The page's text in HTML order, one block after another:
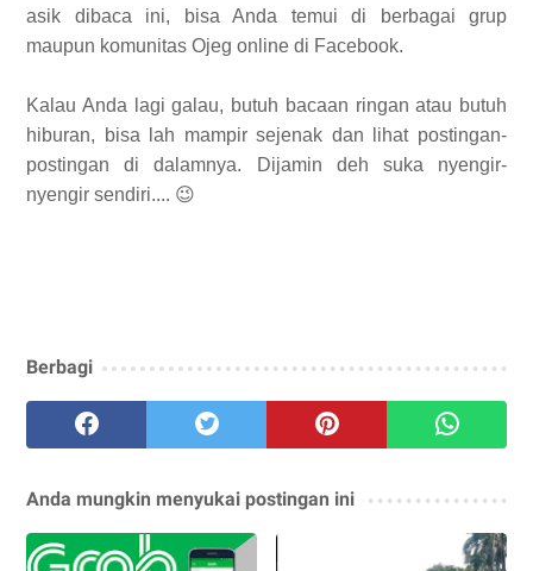
asik dibaca ini, bisa Anda temui di berbagai grup
maupun komunitas Ojeg online di Facebook.
Kalau Anda lagi galau, butuh bacaan ringan atau butuh
hiburan, bisa lah mampir sejenak dan lihat postingan-
postingan di dalamnya. Dijamin deh suka nyengir-
nyengir sendiri.... 😉
Berbagi
Anda mungkin menyukai postingan ini